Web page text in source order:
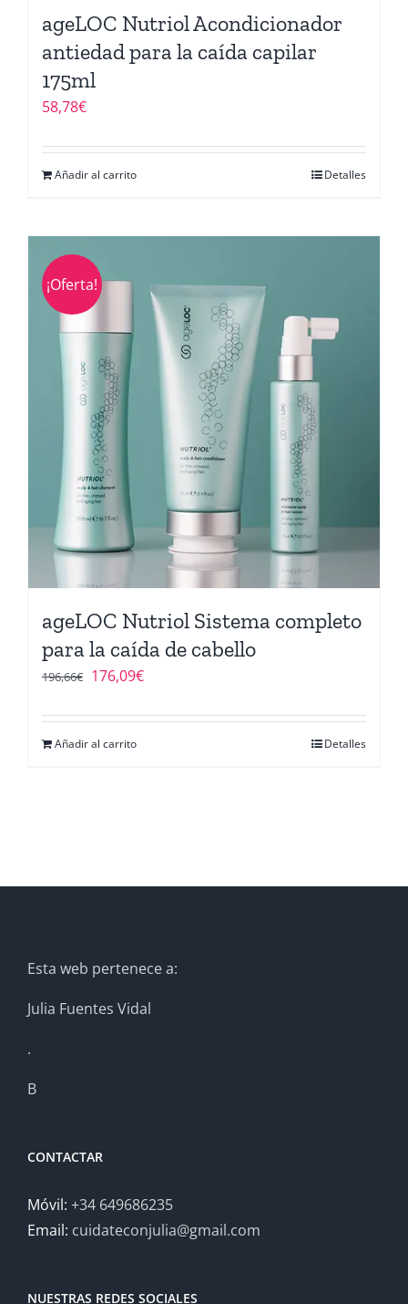
ageLOC Nutriol Acondicionador
antiedad para la caída capilar
175ml
58,78€
Añadir al carrito Detalles
¡Oferta!
ageLOC Nutriol Sistema completo
para la caída de cabello
196,66€ El
original
era:
176,09€El
actual
Añadir al carrito Detalles
Esta web pertenece a:
Julia Fuentes Vidal
.
B
CONTACTAR
Móvil: +34 649686235
Email: cuidateconjulia@gmail.com
NUESTRAS REDES SOCIALES